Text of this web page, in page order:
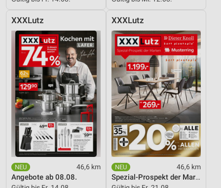
XXXLutz
46,6 km
Angebote ab 08.08.
XXXLutz
46,6 km
Spezial-Prospekt der Marken
Erstellung von Profilen zur Personalisierung
von Inhalten
Verwendung von Profilen zur Auswahl
personalisierter Inhalte
Messung der Werbeleistung
Messung der Performance von Inhalten
Analyse von Zielgruppen durch Statistiken oder
Kombinationen von Daten aus verschiedenen
Quellen
Entwicklung und Verbesserung der Angebote